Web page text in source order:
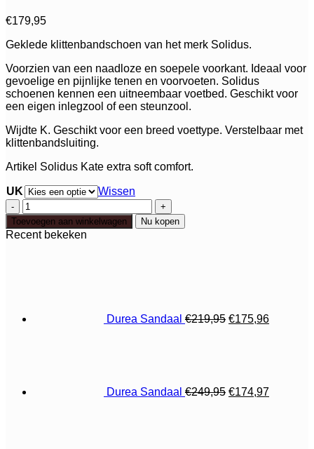
€179,95
Geklede klittenbandschoen van het merk Solidus.
Voorzien van een naadloze en soepele voorkant. Ideaal voor
gevoelige en pijnlijke tenen en voorvoeten. Solidus
schoenen kennen een uitneembaar voetbed. Geschikt voor
een eigen inlegzool of een steunzool.
Wijdte K. Geschikt voor een breed voettype. Verstelbaar met
klittenbandsluiting.
Artikel Solidus Kate extra soft comfort.
UK
Wissen
Solidus
Kate
aantal
Toevoegen aan winkelwagen Nu kopen
Recent bekeken
Durea Sandaal €219,95 €175,96
Durea Sandaal €249,95 €174,97